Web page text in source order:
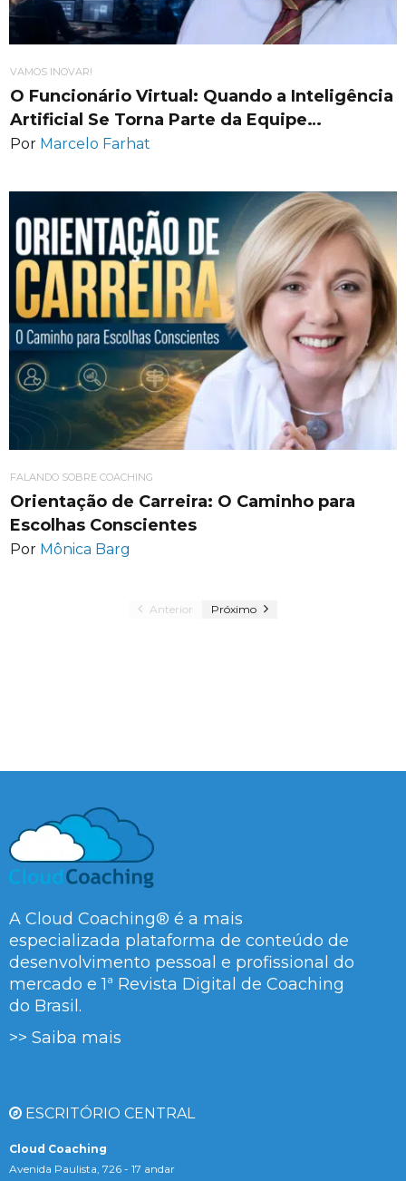
VAMOS INOVAR!
O Funcionário Virtual: Quando a Inteligência
Artificial Se Torna Parte da Equipe…
Por Marcelo Farhat
FALANDO SOBRE COACHING
Orientação de Carreira: O Caminho para
Escolhas Conscientes
Por Mônica Barg
Anterior Próximo
A Cloud Coaching® é a mais
especializada plataforma de conteúdo de
desenvolvimento pessoal e profissional do
mercado e 1ª Revista Digital de Coaching
do Brasil.
>> Saiba mais
ESCRITÓRIO CENTRAL
Cloud Coaching
Avenida Paulista, 726 - 17 andar